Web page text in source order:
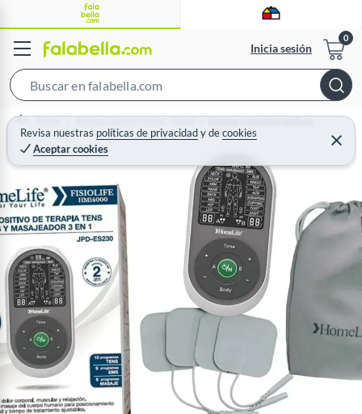
Inicia sesión
e
a
c
h
B
a
r
Revisa nuestras políticas de privacidadydecookies
Aceptar cookies
C
e
r
Home Belleza, higiene y salud - Salud Equipos e insumos médicos